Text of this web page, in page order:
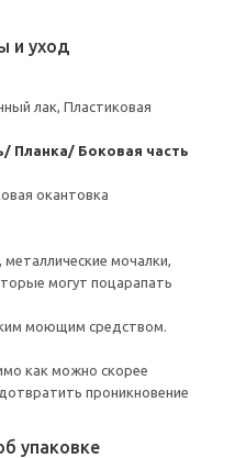
и уход
лак, Пластиковая
Планка/ Боковая часть
окантовка
мочалки,
могут поцарапать
моющим средством.
как можно скорее
проникновение
упаковке